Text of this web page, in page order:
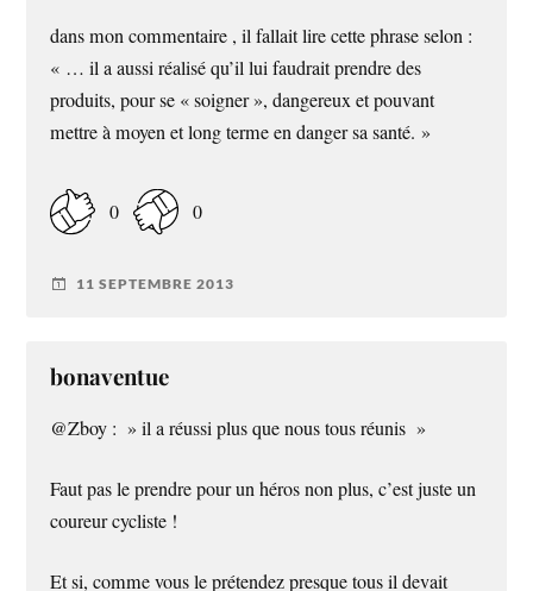
dans mon commentaire , il fallait lire cette phrase selon :
« … il a aussi réalisé qu’il lui faudrait prendre des
produits, pour se « soigner », dangereux et pouvant
mettre à moyen et long terme en danger sa santé. »
0 0
11 SEPTEMBRE 2013
bonaventue
@Zboy : » il a réussi plus que nous tous réunis »
Faut pas le prendre pour un héros non plus, c’est juste un
coureur cycliste !
Et si, comme vous le prétendez presque tous il devait